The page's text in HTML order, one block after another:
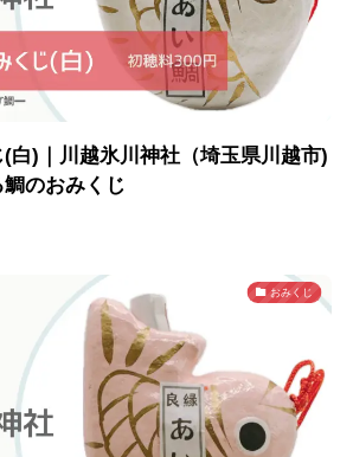
白)｜川越氷川神社（埼玉県川越市)
鯛のおみくじ
おみくじ